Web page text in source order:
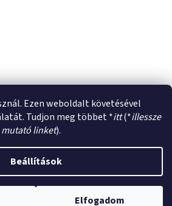
Ezen weboldalt követésével
Tudjon meg többet *itt(*illessze
linket).
Beállítások
Elfogadom
. Minden jog fenntartva.Süti
szerkesztése